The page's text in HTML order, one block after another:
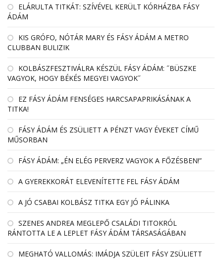
EL­ÁRULTA TIT­KÁT: SZÍ­VÉ­VEL KE­RÜLT KÓR­HÁZBA FÁSY
ÁDÁM
KIS GRÓFO, NÓTÁR MARY ÉS FÁSY ÁDÁM A METRO
CLUBBAN BULIZIK
KOLBÁSZFESZTIVÁLRA KÉSZÜL FÁSY ÁDÁM: ˝BÜSZKE
VAGYOK, HOGY BÉKÉS MEGYEI VAGYOK˝
EZ FÁSY ÁDÁM FENSÉGES HARCSAPAPRIKÁSÁNAK A
TITKA!
FÁSY ÁDÁM ÉS ZSÜLIETT A PÉNZT VAGY ÉVEKET CÍMŰ
MŰSORBAN
FÁSY ÁDÁM: „ÉN ELÉG PERVERZ VAGYOK A FŐZÉSBEN!”
A GYEREKKORÁT ELEVENÍTETTE FEL FÁSY ÁDÁM
A JÓ CSABAI KOLBÁSZ TITKA EGY JÓ PÁLINKA
SZENES ANDREA MEGLEPŐ CSALÁDI TITOKRÓL
RÁNTOTTA LE A LEPLET FÁSY ÁDÁM TÁRSASÁGÁBAN
MEGHATÓ VALLOMÁS: IMÁDJA SZÜLEIT FÁSY ZSÜLIETT